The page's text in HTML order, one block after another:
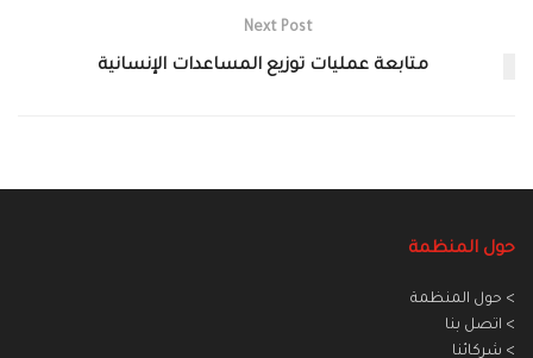
Next Post
متابعة عمليات توزيع المساعدات الإنسانية
حول المنظمة
> حول المنظمة
> اتصل بنا
> شركائنا